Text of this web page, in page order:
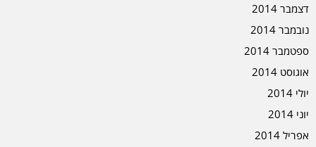
דצמבר 2014
נובמבר 2014
ספטמבר 2014
אוגוסט 2014
יולי 2014
יוני 2014
אפריל 2014